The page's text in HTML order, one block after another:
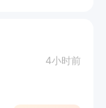
4小时前